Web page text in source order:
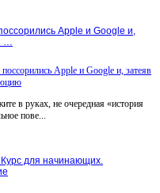
Apple и Google и,
…
в руках, не очередная «история
пове...
для начинающих.